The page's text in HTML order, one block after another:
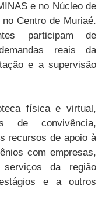
e no Núcleo de
Centro de Muriaé.
participam de
reais da
e a supervisão
física e virtual,
de convivência,
recursos de apoio à
com empresas,
da região
e a outros